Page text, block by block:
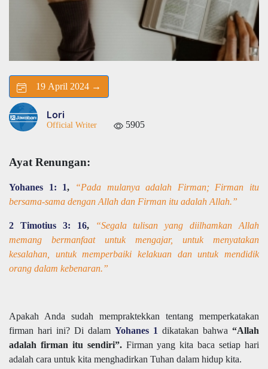
19 April 2024 →
Lori
Official Writer 5905
Ayat Renungan:
Yohanes 1: 1,
“Pada mulanya adalah Firman; Firman itu
bersama-sama dengan Allah dan Firman itu adalah Allah.”
2 Timotius 3: 16,
“Segala tulisan yang diilhamkan Allah
memang bermanfaat untuk mengajar, untuk menyatakan
kesalahan, untuk memperbaiki kelakuan dan untuk mendidik
orang dalam kebenaran.”
Apakah Anda sudah mempraktekkan tentang memperkatakan
firman hari ini? Di dalam Yohanes 1 dikatakan bahwa “Allah
adalah firman itu sendiri”.Firman yang kita baca setiap hari
adalah cara untuk kita menghadirkan Tuhan dalam hidup kita.